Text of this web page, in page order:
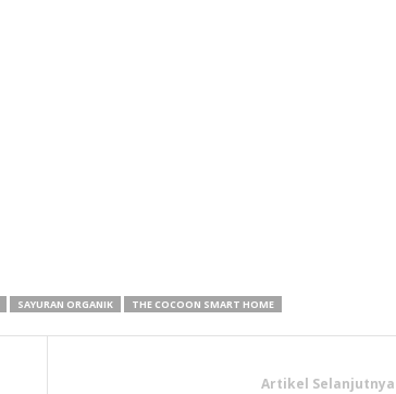
SAYURAN ORGANIK THE COCOON SMART HOME
Artikel Selanjutnya